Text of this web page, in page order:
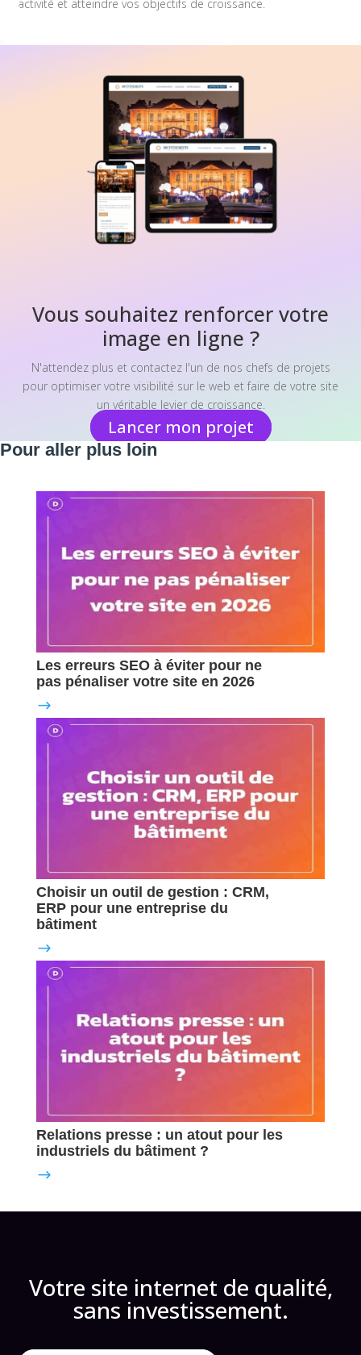
activité et atteindre vos objectifs de croissance.
Vous souhaitez renforcer votre
image en ligne ?
N'attendez plus et contactez l'un de nos chefs de projets
pour optimiser votre visibilité sur le web et faire de votre site
un véritable levier de croissance.
Lancer mon projet
Pour aller plus loin
Les erreurs SEO à éviter pour ne
pas pénaliser votre site en 2026
Choisir un outil de gestion : CRM,
ERP pour une entreprise du
bâtiment
Relations presse : un atout pour les
industriels du bâtiment ?
Votre site internet de qualité,
sans investissement.